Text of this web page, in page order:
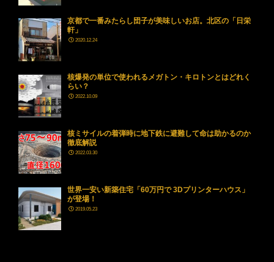
京都で一番みたらし団子が美味しいお店。北区の「日栄
軒」
2020.12.24
核爆発の単位で使われるメガトン・キロトンとはどれく
らい？
2022.10.09
核ミサイルの着弾時に地下鉄に避難して命は助かるのか
徹底解説
2022.03.30
世界一安い新築住宅「60万円で 3Dプリンターハウス」
が登場！
2019.05.23